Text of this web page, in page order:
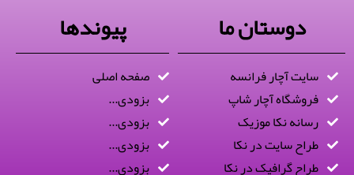
دوستان ما
سایت آچار فرانسه
فروشگاه آچار شاپ
رسانه نکا موزیک
طراح سایت در نکا
طراح گرافیک در نکا
پیوندها
صفحه اصلی
بزودی...
بزودی...
بزودی...
بزودی...